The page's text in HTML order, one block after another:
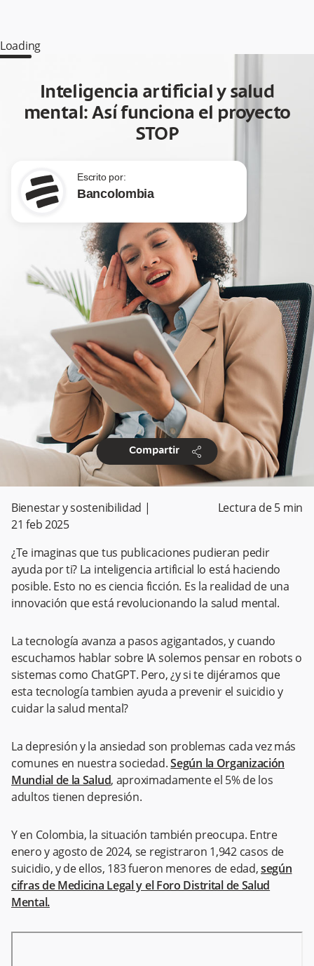
Loading
Inteligencia artificial y salud
mental: Así funciona el proyecto
STOP
Escrito por:
Bancolombia
Compartir share
Bienestar y sostenibilidad |
21 feb 2025
Lectura de5 min
¿Te imaginas que tus publicaciones pudieran pedir
ayuda por ti? La inteligencia artificial lo está haciendo
posible. Esto no es ciencia ficción. Es la realidad de una
innovación que está revolucionando la salud mental.
La tecnología avanza a pasos agigantados, y cuando
escuchamos hablar sobre IA solemos pensar en robots o
sistemas como ChatGPT. Pero, ¿y si te dijéramos que
esta tecnología tambien ayuda a prevenir el suicidio y
cuidar la salud mental?
La depresión y la ansiedad son problemas cada vez más
comunes en nuestra sociedad.Según la Organización
Mundial de la Salud, aproximadamente el 5% de los
adultos tienen depresión.
Y en Colombia, la situación también preocupa. Entre
enero y agosto de 2024, se registraron 1,942 casos de
suicidio, y de ellos, 183 fueron menores de edad,según
cifras de Medicina Legal y el Foro Distrital de Salud
Mental.